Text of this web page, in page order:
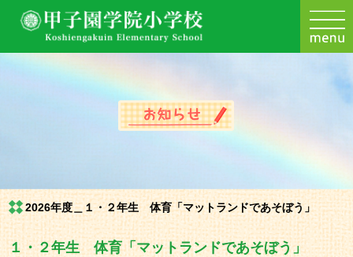
2026年度＿１・２年生 体育「マットランドであそぼう」
１・２年生 体育「マットランドであそぼう」